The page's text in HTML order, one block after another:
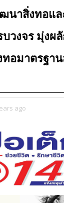
ฒนาสิ่งทอแ
วงจร มุ่งผ
อมาตรฐา
ago